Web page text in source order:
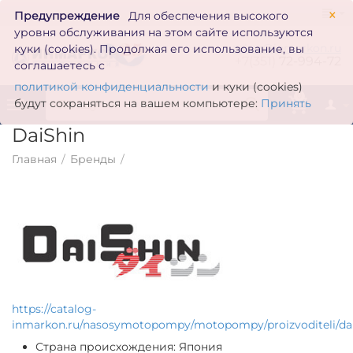
×
Предупреждение
Для обеспечения высокого
уровня обслуживания на этом сайте используются
куки (cookies). Продолжая его использование, вы
соглашаетесь с
политикой конфиденциальности и куки (cookies)
будут сохраняться на вашем компьютере: Принять
zakaz@inmarkon.ru
0
DaiShin
Главная / Бренды /
https://catalog-
inmarkon.ru/nasosymotopompy/motopompy/proizvoditeli/
Страна происхождения: Япония